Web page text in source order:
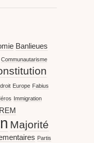
Banlieues
Communautarisme
Europe Fabius
Immigration
Majorité
Partis